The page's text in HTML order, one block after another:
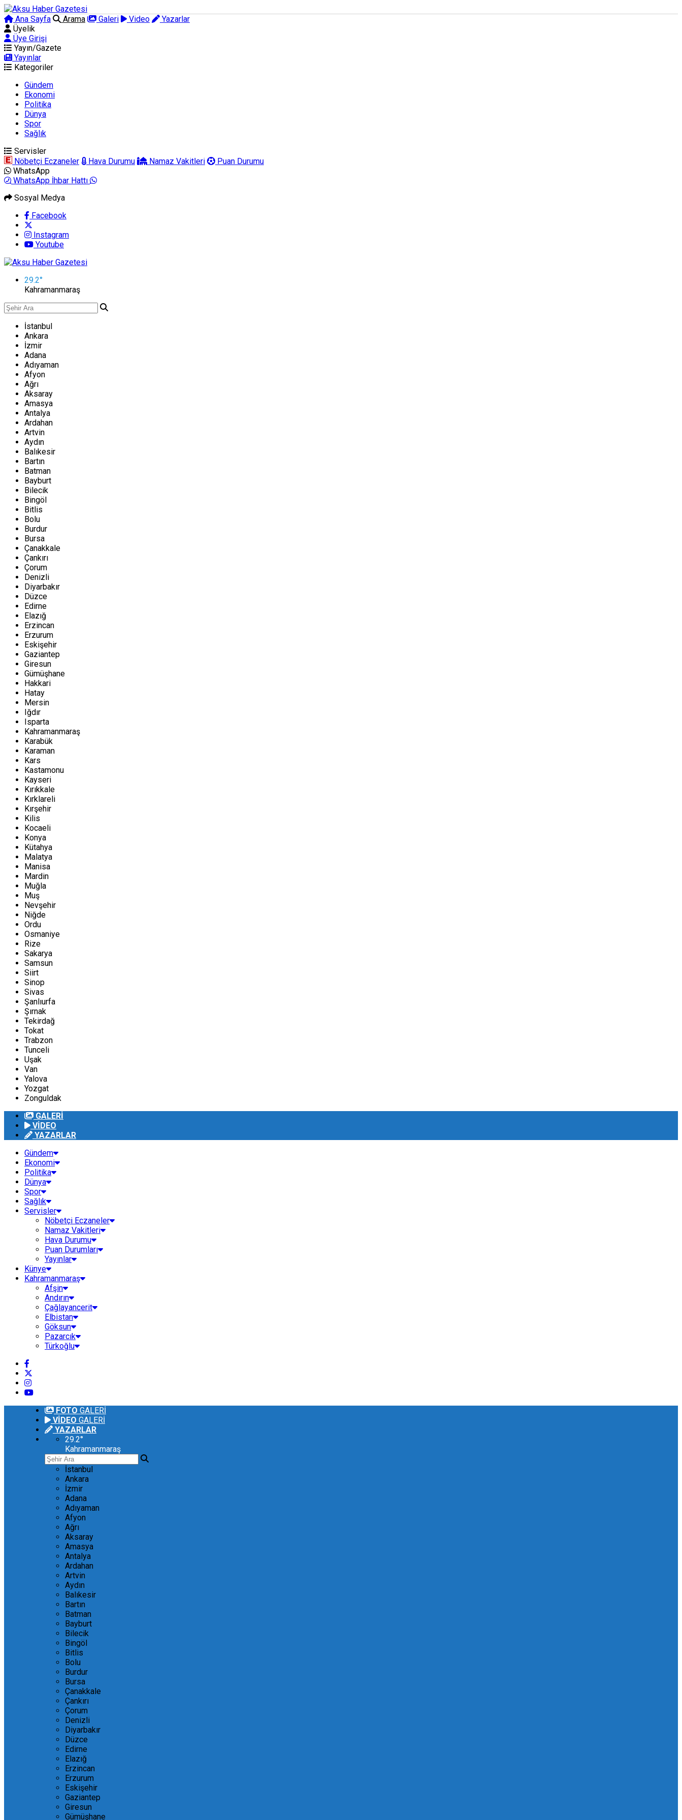
Ana Sayfa Arama Galeri Video
Yazarlar
Üyelik
Üye Girişi
Yayın/Gazete
Yayınlar
Kategoriler
Gündem
Ekonomi
Politika
Dünya
Spor
Sağlık
Servisler
Nöbetçi Eczaneler
Hava Durumu Namaz Vakitleri
Puan Durumu
WhatsApp
WhatsApp İhbar Hattı
Sosyal Medya
Facebook
Instagram
Youtube
29.2°
Kahramanmaraş
İstanbul
Ankara
İzmir
Adana
Adıyaman
Afyon
Ağrı
Aksaray
Amasya
Antalya
Ardahan
Artvin
Aydın
Balıkesir
Bartın
Batman
Bayburt
Bilecik
Bingöl
Bitlis
Bolu
Burdur
Bursa
Çanakkale
Çankırı
Çorum
Denizli
Diyarbakır
Düzce
Edirne
Elazığ
Erzincan
Erzurum
Eskişehir
Gaziantep
Giresun
Gümüşhane
Hakkari
Hatay
Mersin
Iğdır
Isparta
Kahramanmaraş
Karabük
Karaman
Kars
Kastamonu
Kayseri
Kırıkkale
Kırklareli
Kırşehir
Kilis
Kocaeli
Konya
Kütahya
Malatya
Manisa
Mardin
Muğla
Muş
Nevşehir
Niğde
Ordu
Osmaniye
Rize
Sakarya
Samsun
Siirt
Sinop
Sivas
Şanlıurfa
Şırnak
Tekirdağ
Tokat
Trabzon
Tunceli
Uşak
Van
Yalova
Yozgat
Zonguldak
GALERİ
VİDEO
YAZARLAR
Gündem
Ekonomi
Politika
Dünya
Spor
Sağlık
Servisler
Nöbetçi Eczaneler
Namaz Vakitleri
Hava Durumu
Puan Durumları
Yayınlar
Künye
Kahramanmaraş
Afşin
Andırın
Çağlayancerit
Elbistan
Göksun
Pazarcık
Türkoğlu
FOTO GALERİ
VİDEO GALERİ
YAZARLAR
29.2°
Kahramanmaraş
İstanbul
Ankara
İzmir
Adana
Adıyaman
Afyon
Ağrı
Aksaray
Amasya
Antalya
Ardahan
Artvin
Aydın
Balıkesir
Bartın
Batman
Bayburt
Bilecik
Bingöl
Bitlis
Bolu
Burdur
Bursa
Çanakkale
Çankırı
Çorum
Denizli
Diyarbakır
Düzce
Edirne
Elazığ
Erzincan
Erzurum
Eskişehir
Gaziantep
Giresun
Gümüşhane